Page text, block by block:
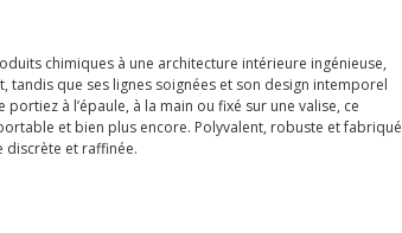
chimiques à une architecture intérieure ingénieuse,
tandis que ses lignes soignées et son design intemporel
à l’épaule, à la main ou fixé sur une valise, ce
et bien plus encore. Polyvalent, robuste et fabriqué
discrète et raffinée.